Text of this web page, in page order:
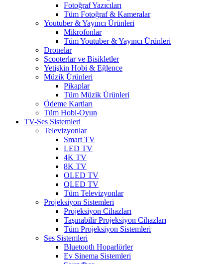
Fotoğraf Yazıcıları
Tüm Fotoğraf & Kameralar
Youtuber & Yayıncı Ürünleri
Mikrofonlar
Tüm Youtuber & Yayıncı Ürünleri
Dronelar
Scooterlar ve Bisikletler
Yetişkin Hobi & Eğlence
Müzik Ürünleri
Pikaplar
Tüm Müzik Ürünleri
Ödeme Kartları
Tüm Hobi-Oyun
TV-Ses Sistemleri
Televizyonlar
Smart TV
LED TV
4K TV
8K TV
OLED TV
QLED TV
Tüm Televizyonlar
Projeksiyon Sistemleri
Projeksiyon Cihazları
Taşınabilir Projeksiyon Cihazları
Tüm Projeksiyon Sistemleri
Ses Sistemleri
Bluetooth Hoparlörler
Ev Sinema Sistemleri